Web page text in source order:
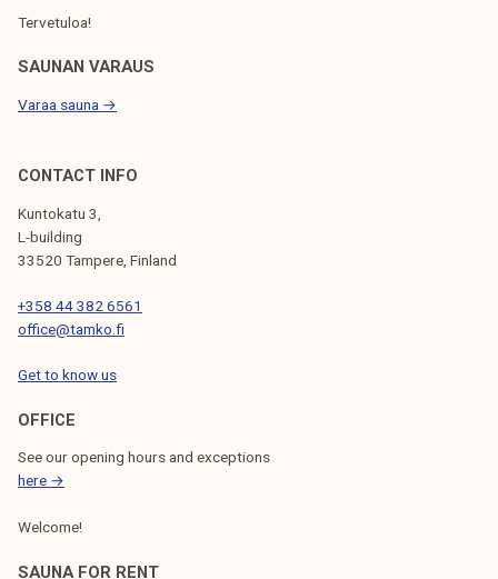
t
e
i
t
l
s
ä
Tervetuloa!
SAUNAN VARAUS
Varaa sauna →
CONTACT INFO
Kuntokatu 3,
L-building
33520 Tampere, Finland
+358 44 382 6561
office@tamko.fi
Get to know us
OFFICE
See our opening hours and exceptions
here →
Welcome!
SAUNA FOR RENT